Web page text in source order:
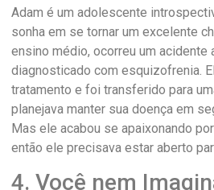
Adam é um adolescente
sonha em se tornar um excelente
ensino médio, ocorreu um acidente
diagnosticado com esquizofrenia.
tratamento e foi transferido para
planejava manter sua doença em
Mas ele acabou se apaixonando
então ele precisava estar aberto
4. Você nem